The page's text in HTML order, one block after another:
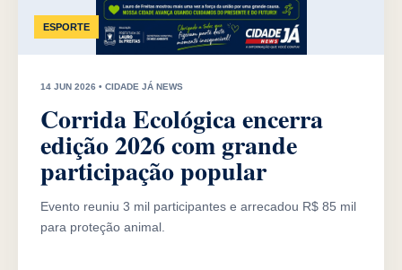
ESPORTE
14 JUN 2026 • CIDADE JÁ NEWS
Corrida Ecológica encerra
edição 2026 com grande
participação popular
Evento reuniu 3 mil participantes e arrecadou R$ 85 mil
para proteção animal.